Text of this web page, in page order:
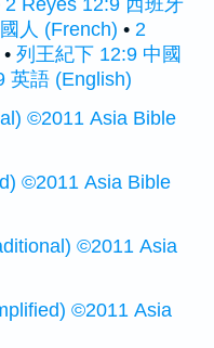
2 Reyes 12:9 西班牙
人 (French) • 2
• 列王紀下 12:9 中國
英語 (English)
©2011 Asia Bible
©2011 Asia Bible
©2011 Asia
©2011 Asia